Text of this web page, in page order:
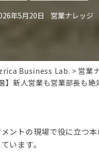
年5月20日 営業ナレッジ
Business Lab.
営業
】新人営業も営業部長も絶
ントの現場で役に立つ本
います。